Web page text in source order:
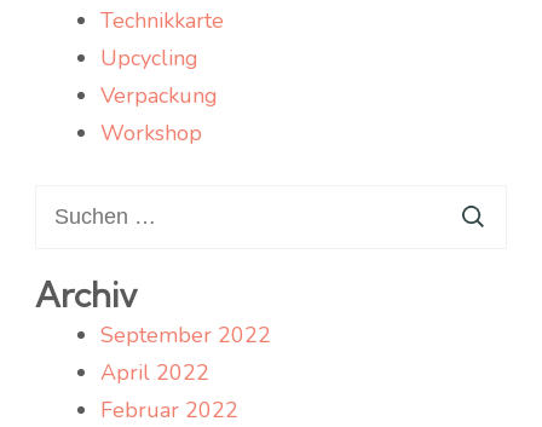
Technikkarte
Upcycling
Verpackung
Workshop
nach:
Archiv
September 2022
April 2022
Februar 2022